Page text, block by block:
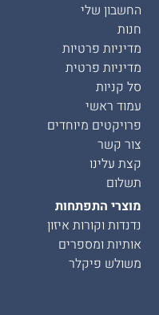
החשבון שלי
חנות
מדיניות פרטיות
מדיניות פרטית
סל קניות
עמוד ראשי
פרויקטים מיוחדים
צור קשר
קצת עלינו
תשלום
מוצרי התפתחות
נדנדות וקורות איזון
אותיות ומספרים
משולש פיקלר